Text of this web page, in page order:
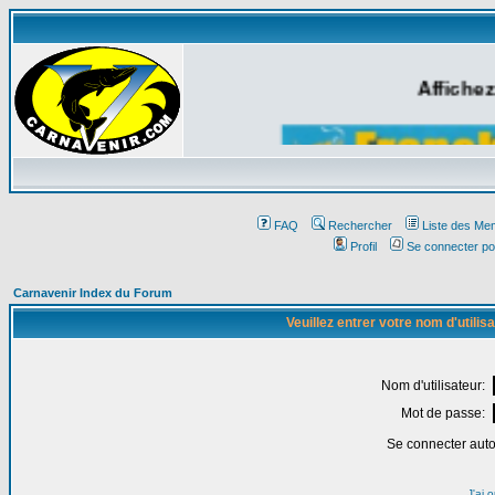
FAQ Rechercher
Liste des
Profil
Se connecter
Carnavenir Index du Forum
Veuillez entrer votre nom
Nom d'utilisateur:
Mot de passe:
Se connecter